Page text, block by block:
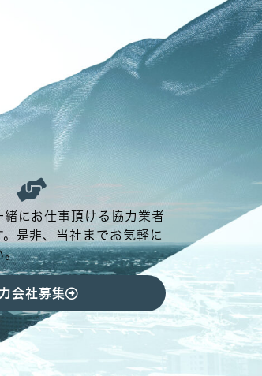
にお仕事頂ける協力業者
是非、当社までお気軽に
。
会社募集